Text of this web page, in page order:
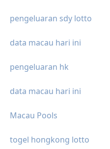
pengeluaran sdy lotto
data macau hari ini
pengeluaran hk
data macau hari ini
Macau Pools
togel hongkong lotto